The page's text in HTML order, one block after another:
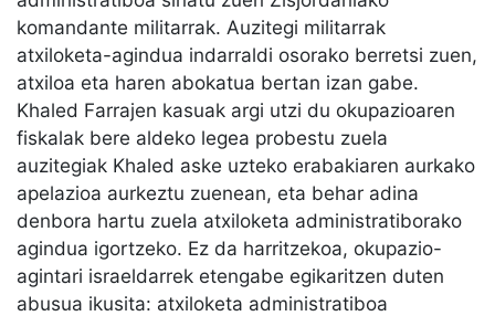
komandante militarrak. Auzitegi militarrak
atxiloketa-agindua indarraldi osorako berretsi zuen,
atxiloa eta haren abokatua bertan izan gabe.
Khaled Farrajen kasuak argi utzi du okupazioaren
fiskalak bere aldeko legea probestu zuela
auzitegiak Khaled aske uzteko erabakiaren aurkako
apelazioa aurkeztu zuenean, eta behar adina
denbora hartu zuela atxiloketa administratiborako
agindua igortzeko. Ez da harritzekoa, okupazio-
agintari israeldarrek etengabe egikaritzen duten
abusua ikusita: atxiloketa administratiboa